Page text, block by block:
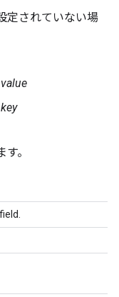
定されていない場
value
key
。